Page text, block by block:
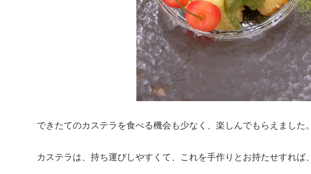
できたてのカステラを食べる機会も少なく、楽しんでもらえました。
カステラは、持ち運びしやすくて、これを手作りとお持たせすれば、